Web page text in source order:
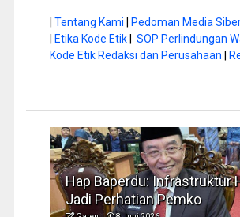
Tentang Kami Pedoman Media
Etika Kode Etik| SOP Perlindungan
Kode Etik Redaksi dan Perusahaan
Hap Baperdu: Infrastruktur
Jadi Perhatian Pemko